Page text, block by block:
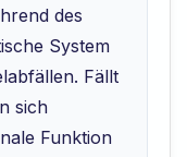
des
System
Fällt
sich
Funktion